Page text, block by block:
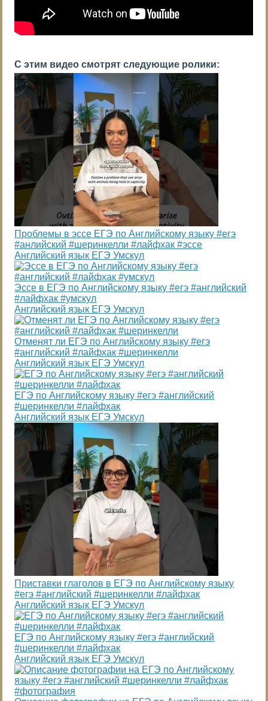
С этим видео смотрят следующие ролики:
Проблемы в эссе ЕГЭ по Английскому языку #егэ
#анлийский #шеринкелли #лайфхак #эссе
Английский язык ЕГЭ Умскул
Эссе в ЕГЭ по Английскому языку #егэ #английский
#лайфхак #умскул
Английский язык ЕГЭ Умскул
Отменят ли ЕГЭ по Английскому языку #егэ
#английский #лайфхак #шеринкелли
Английский язык ЕГЭ Умскул
ЕГЭ по Английскому языку #егэ #английский
#шеринкелли #лайфхак
Английский язык ЕГЭ Умскул
Приставки глаголов в ЕГЭ по Английскому языку
#егэ #английский #шеринкелли #лайфхак
Английский язык ЕГЭ Умскул
ЕГЭ по Английскому языку #егэ #английский
#шеринкелли #лайфхак
Английский язык ЕГЭ Умскул